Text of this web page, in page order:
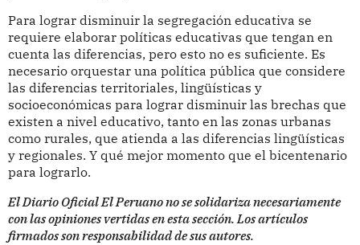
Para lograr disminuir la segregación educativa se
requiere elaborar políticas educativas que tengan en
cuenta las diferencias, pero esto no es suficiente. Es
necesario orquestar una política pública que considere
las diferencias territoriales, lingüísticas y
socioeconómicas para lograr disminuir las brechas que
existen a nivel educativo, tanto en las zonas urbanas
como rurales, que atienda a las diferencias lingüísticas
y regionales. Y qué mejor momento que el bicentenario
para lograrlo.
El Diario Oficial El Peruano no se solidariza necesariamente
con las opiniones vertidas en esta sección. Los artículos
firmados son responsabilidad de sus autores.